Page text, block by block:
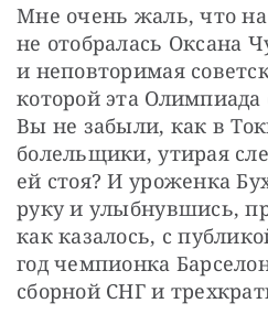
Мне очень жаль, что
не отобралась Оксана
и неповторимая
которой эта Олимпиада
Вы не забыли, как в
болельщики, утирая
ей стоя? И уроженка
руку и улыбнувшись,
как казалось, с
год чемпионка
сборной СНГ и